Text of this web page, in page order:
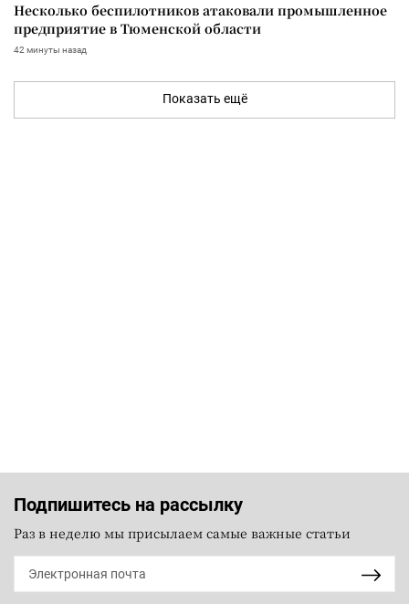
Несколько беспилотников атаковали промышленное
предприятие в Тюменской области
42 минуты назад
Показать ещё
Подпишитесь на рассылку
Раз в неделю мы присылаем самые важные статьи